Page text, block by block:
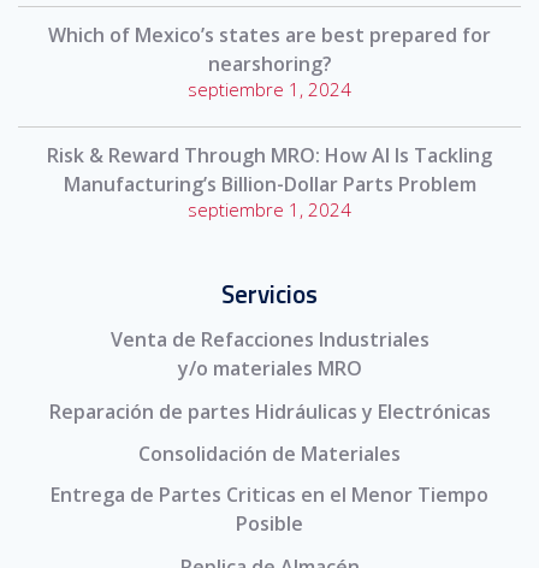
Which of Mexico’s states are best prepared for
nearshoring?
septiembre 1, 2024
Risk & Reward Through MRO: How AI Is Tackling
Manufacturing’s Billion-Dollar Parts Problem
septiembre 1, 2024
Servicios
Venta de Refacciones Industriales
y/o materiales MRO
Reparación de partes Hidráulicas y Electrónicas
Consolidación de Materiales
Entrega de Partes Criticas en el Menor Tiempo
Posible